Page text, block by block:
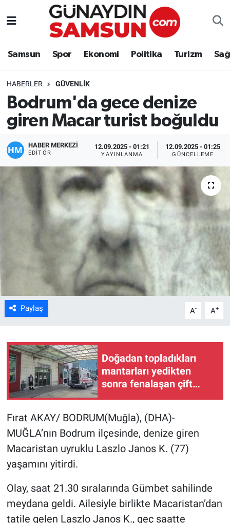
Samsun Spor Ekonomi Politika Turizm
HABERLER GÜVENLIK
Bodrum'da gece denize
giren Macar turist boğuldu
HABER MERKEZİ
EDITÖR
12.09.2025 - 01:21
YAYINLANMA
12.09.2025 - 01:25
GÜNCELLEME
Paylaş A- A+
Doğadan topladıkları
mantarları yedikten
sonra fenalaşan çift
hastaneye kaldırıldı
Fırat AKAY/ BODRUM(Muğla), (DHA)-
MUĞLA’nın Bodrum ilçesinde, denize giren
Macaristan uyruklu Laszlo Janos K. (77)
yaşamını yitirdi.
Olay, saat 21.30 sıralarında Gümbet sahilinde
meydana geldi. Ailesiyle birlikte Macaristan’dan
tatile gelen Laszlo Janos K., geç saatte
Samsun
Politika
Turizm
Sağlık
Eğitim
Yaşam
Kültür Sanat
Bilim ve Teknoloji
Genel
Nöbetçi Eczaneler
Süper Lig Puan Durumu ve Fikstür
Tüm Manşetler
Son Dakika Haberleri
Haber Arşivi